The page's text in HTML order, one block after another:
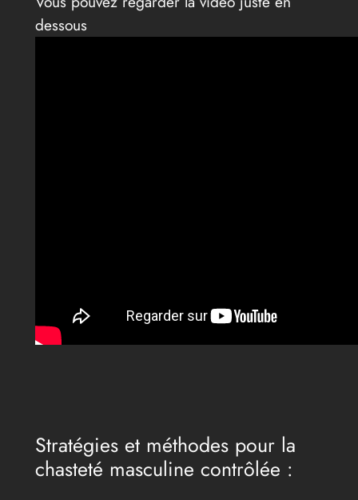
dessous
Stratégies et méthodes pour la
chasteté masculine contrôlée :